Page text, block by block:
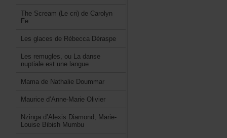
TheScream(Lecri)deCarolyn
Fe
LesglacesdeRébeccaDéraspe
Lesremugles,ouLadanse
nuptialeestunelangue
MamadeNathalieDoummar
Mauriced’Anne-MarieOlivier
Nzingad’AlexisDiamond,Marie-
LouiseBibishMumbu